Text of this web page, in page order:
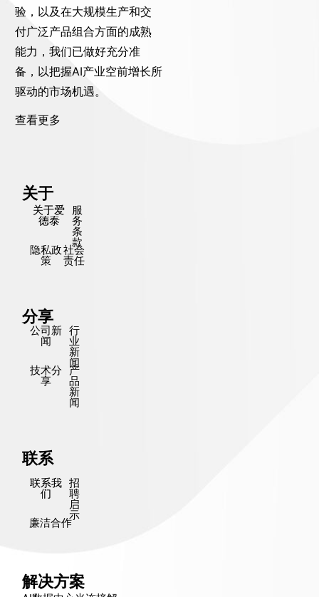
验，以及在大规模生产和交
付广泛产品组合方面的成熟
能力，我们已做好充分准
备，以把握AI产业空前增长所
驱动的市场机遇。
查看更多
关于
关于爱
德泰
服
务
条
款
隐私政
策
社会
责任
分享
公司新
闻
行
业
新
闻
技术分
享
产
品
新
闻
联系
联系我
们
招
聘
启
示
廉洁合作
解决方案